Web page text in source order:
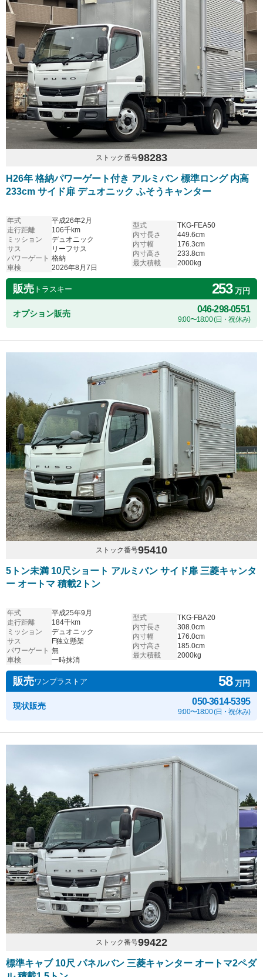
ストック番号98283
H26年 格納パワーゲート付き アルミバン 標準ロング 内高
233cm サイド扉 デュオニック ふそうキャンター
年式
平成26年2月
走行距離
106千km
ミッション
デュオニック
サス
リーフサス
パワーゲート 格納
車検
2026年8月7日
型式
TKG-FEA50
内寸長さ
449.6cm
内寸幅
176.3cm
内寸高さ
233.8cm
最大積載
2000kg
販売 トラスキー 253万円
オプション販売 046-298-0551
9:00〜18:00 (日・祝休み)
ストック番号95410
5トン未満 10尺ショート アルミバン サイド扉 三菱キャンタ
ー オートマ 積載2トン
年式
平成25年9月
走行距離
184千km
ミッション
デュオニック
サス
F独立懸架
パワーゲート 無
車検
一時抹消
型式
TKG-FBA20
内寸長さ
308.0cm
内寸幅
176.0cm
内寸高さ
185.0cm
最大積載
2000kg
販売ワンプラストア 58万円
現状販売 050-3614-5395
9:00〜18:00 (日・祝休み)
ストック番号99422
標準キャブ 10尺 パネルバン 三菱キャンター オートマ2ペダ